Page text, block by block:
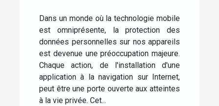
pour Android et iPhone
Dans un monde où la technologie mobile
est omniprésente, la protection des
données personnelles sur nos appareils
est devenue une préoccupation majeure.
Chaque action, de l'installation d'une
application à la navigation sur Internet,
peut être une porte ouverte aux atteintes
à la vie privée. Cet...